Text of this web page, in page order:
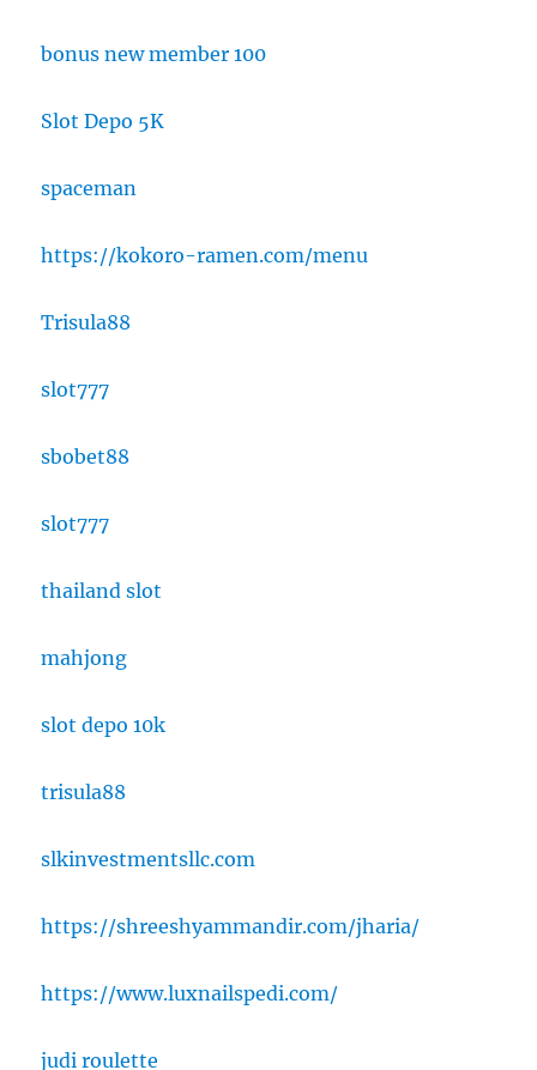
bonus new member 100
Slot Depo 5K
spaceman
https://kokoro-ramen.com/menu
Trisula88
slot777
sbobet88
slot777
thailand slot
mahjong
slot depo 10k
trisula88
slkinvestmentsllc.com
https://shreeshyammandir.com/jharia/
https://www.luxnailspedi.com/
judi roulette